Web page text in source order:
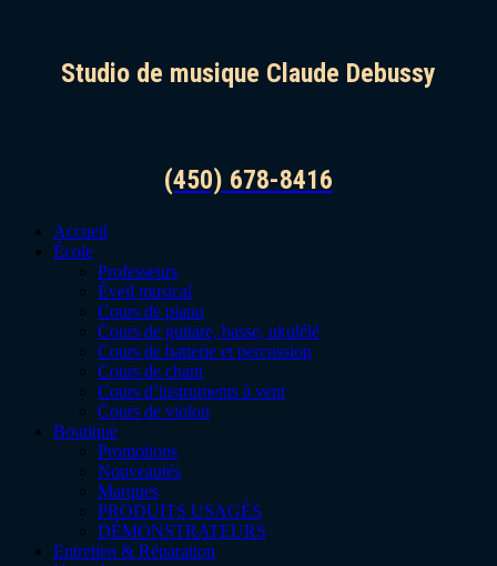
Studio de musique Claude Debussy
(450) 678-8416
Accueil
École
Professeurs
Éveil musical
Cours de piano
Cours de guitare, basse, ukulélé
Cours de batterie et percussion
Cours de chant
Cours d’instruments à vent
Cours de violon
Boutique
Promotions
Nouveautés
Marques
PRODUITS USAGÉS
DÉMONSTRATEURS
Entretien & Réparation